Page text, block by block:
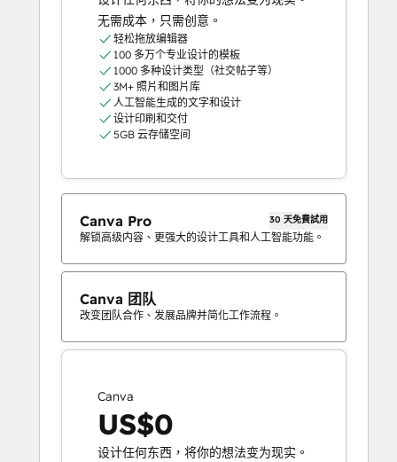
无需成本，只需创意。
轻松拖放编辑器
100 多万个专业设计的模板
1000 多种设计类型（社交帖子等）
3M+ 照片和图片库
人工智能生成的文字和设计
设计印刷和交付
5GB 云存储空间
Canva Pro 30 天免費試用
解锁高级内容、更强大的设计工具和人工智能功能。
Canva 团队
改变团队合作、发展品牌并简化工作流程。
Canva
US$0
设计任何东西，将你的想法变为现实。